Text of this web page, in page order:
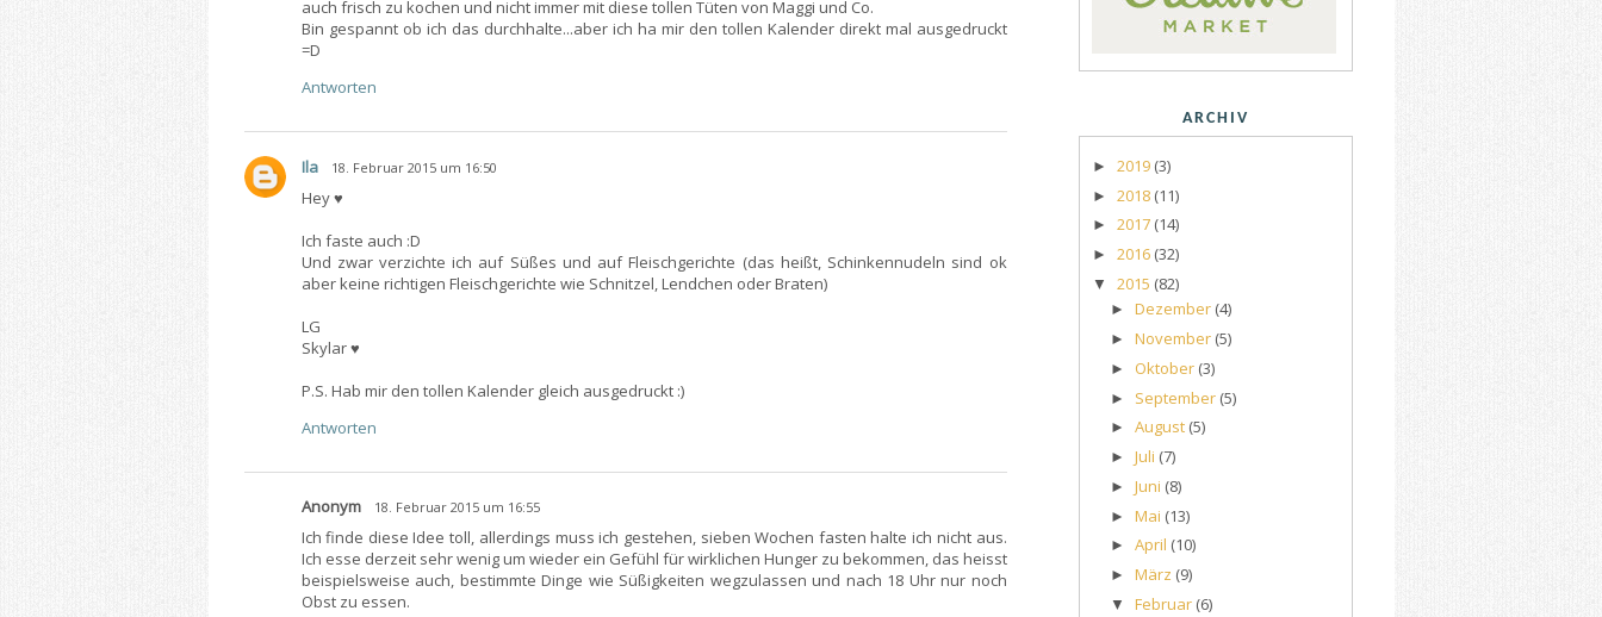
auch frisch zu kochen und nicht immer mit diese tollen Tüten von Maggi und Co.
Bin gespannt ob ich das durchhalte...aber ich ha mir den tollen Kalender direkt mal ausgedruckt
=D
Antworten
Ila 18. Februar 2015 um 16:50
Hey ♥
Ich faste auch :D
Und zwar verzichte ich auf Süßes und auf Fleischgerichte (das heißt, Schinkennudeln sind ok
aber keine richtigen Fleischgerichte wie Schnitzel, Lendchen oder Braten)
LG
Skylar ♥
P.S. Hab mir den tollen Kalender gleich ausgedruckt :)
Antworten
Anonym 18. Februar 2015 um 16:55
Ich finde diese Idee toll, allerdings muss ich gestehen, sieben Wochen fasten halte ich nicht aus.
Ich esse derzeit sehr wenig um wieder ein Gefühl für wirklichen Hunger zu bekommen, das heisst
beispielsweise auch, bestimmte Dinge wie Süßigkeiten wegzulassen und nach 18 Uhr nur noch
Obst zu essen.
ARCHIV
► 2019 (3)
► 2018 (11)
► 2017 (14)
► 2016 (32)
▼ 2015 (82)
►Dezember (4)
►November (5)
► Oktober (3)
► September (5)
►August (5)
►Juli (7)
►Juni (8)
►Mai (13)
►April (10)
►März (9)
▼Februar (6)